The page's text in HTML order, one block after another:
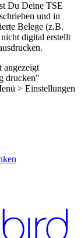
Du Deine TSE
und in
Belege (z.B.
nicht digital erstellt
.
angezeigt
drucken"
ü > Einstellungen